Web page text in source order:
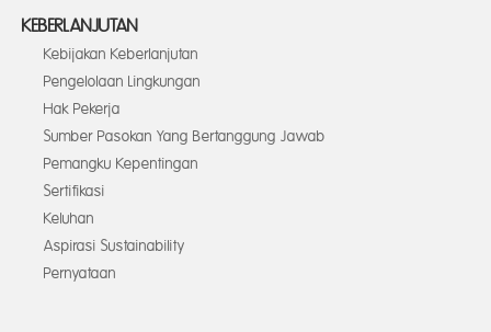
KEBERLANJUTAN
Kebijakan Keberlanjutan
Pengelolaan Lingkungan
Hak Pekerja
Sumber Pasokan Yang Bertanggung Jawab
Pemangku Kepentingan
Sertifikasi
Keluhan
Aspirasi Sustainability
Pernyataan